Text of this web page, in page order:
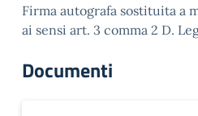
Firma autografa sostituita a
ai sensi art. 3 comma 2 D.
Documenti